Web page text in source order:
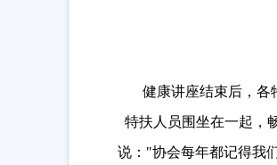
健康讲座结束后，各
特扶人员围坐在一起，
说："协会每年都记得我